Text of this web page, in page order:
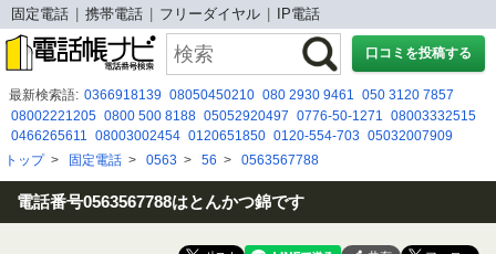
固定電話 携帯電話 フリーダイヤル IP電話
口コミを投稿する
最新検索語: 0366918139 08050450210 080 2930 9461
050 3120 7857
08002221205 0800 500 8188 05052920497 0776-50-1271
08003332515
0466265611 08003002454 0120651850 0120-554-703 05032007909
0666330288 08007776382 0120921849 050-5050-7789
0120994451 0120076800 03 6683 7944 080-0123-2412 07054199104
09069039531
トップ> 固定電話 > 0563 > 56 > 0563567788
電話番号0563567788はとんかつ錦です